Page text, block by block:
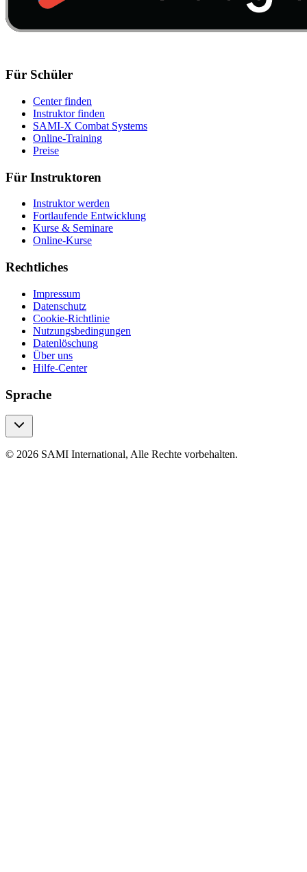
Für Schüler
Center finden
Instruktor finden
SAMI-X Combat Systems
Online-Training
Preise
Für Instruktoren
Instruktor werden
Fortlaufende Entwicklung
Kurse & Seminare
Online-Kurse
Rechtliches
Impressum
Datenschutz
Cookie-Richtlinie
Nutzungsbedingungen
Datenlöschung
Über uns
Hilfe-Center
Sprache
© 2026 SAMI International, Alle Rechte vorbehalten.